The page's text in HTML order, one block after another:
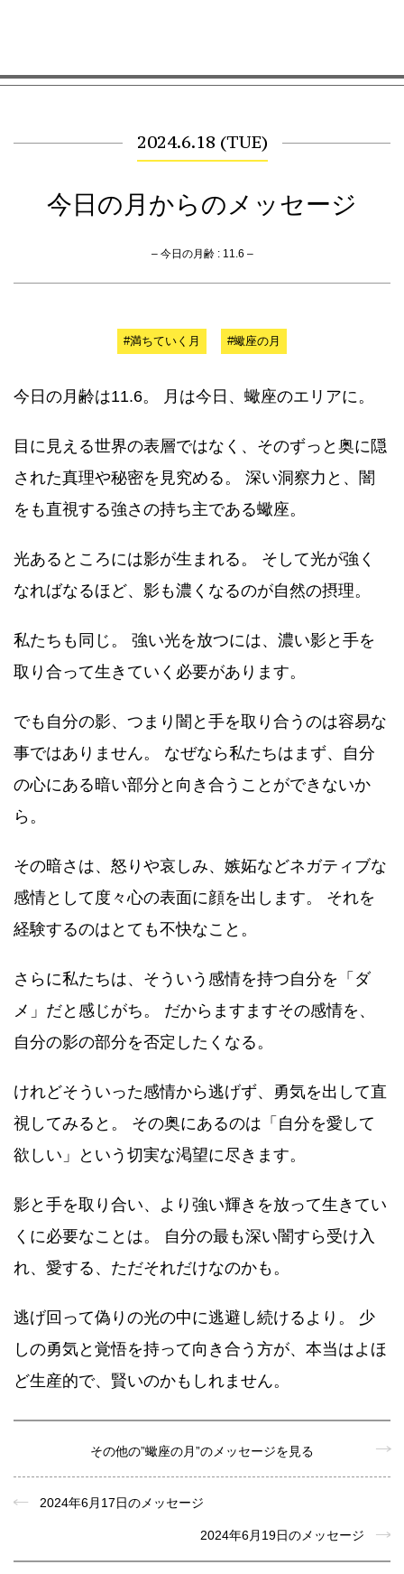
2024.6.18 (TUE)
今日の月からのメッセージ
– 今日の月齢 : 11.6 –
#満ちていく月 #蠍座の月
今日の月齢は11.6。 月は今日、蠍座のエリアに。
目に見える世界の表層ではなく、そのずっと奥に隠
された真理や秘密を見究める。 深い洞察力と、闇
をも直視する強さの持ち主である蠍座。
光あるところには影が生まれる。 そして光が強く
なればなるほど、影も濃くなるのが自然の摂理。
私たちも同じ。 強い光を放つには、濃い影と手を
取り合って生きていく必要があります。
でも自分の影、つまり闇と手を取り合うのは容易な
事ではありません。 なぜなら私たちはまず、自分
の心にある暗い部分と向き合うことができないか
ら。
その暗さは、怒りや哀しみ、嫉妬などネガティブな
感情として度々心の表面に顔を出します。 それを
経験するのはとても不快なこと。
さらに私たちは、そういう感情を持つ自分を「ダ
メ」だと感じがち。 だからますますその感情を、
自分の影の部分を否定したくなる。
けれどそういった感情から逃げず、勇気を出して直
視してみると。 その奥にあるのは「自分を愛して
欲しい」という切実な渇望に尽きます。
影と手を取り合い、より強い輝きを放って生きてい
くに必要なことは。 自分の最も深い闇すら受け入
れ、愛する、ただそれだけなのかも。
逃げ回って偽りの光の中に逃避し続けるより。 少
しの勇気と覚悟を持って向き合う方が、本当はよほ
ど生産的で、賢いのかもしれません。
その他の”蠍座の月”のメッセージを見る
2024年6月17日のメッセージ
2024年6月19日のメッセージ